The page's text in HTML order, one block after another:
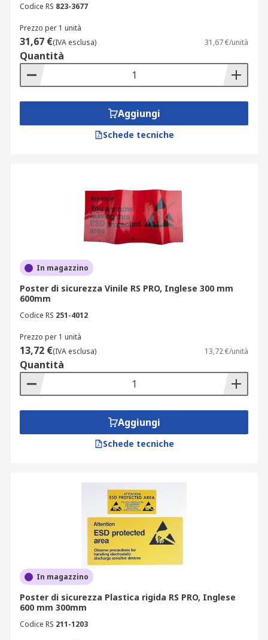
Fuoriuscita di materiali chimici e di sostanze
Sicurezza per i lavori in altezza
Codice RS 823-3677
Prezzo per 1 unità
31,67 €(IVA esclusa) 31,67 €/unità
Quantità
Aggiungi
Schede tecniche
In magazzino
Poster di sicurezza Vinile RS PRO, Inglese 300 mm
600mm
Codice RS 251-4012
Prezzo per 1 unità
13,72 €(IVA esclusa) 13,72 €/unità
Quantità
Aggiungi
Schede tecniche
In magazzino
Poster di sicurezza Plastica rigida RS PRO, Inglese
600 mm 300mm
Codice RS 211-1203